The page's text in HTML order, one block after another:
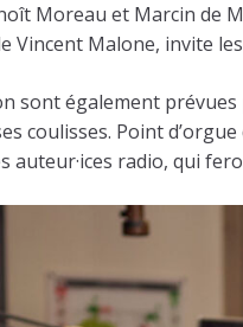
Moreau et Marcin de
Vincent Malone, invite
sont également
coulisses. Point
auteur·ices radio, qui